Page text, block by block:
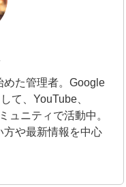
めた管理者。Google
て、YouTube、
ュニティで活動中。
方や最新情報を中心